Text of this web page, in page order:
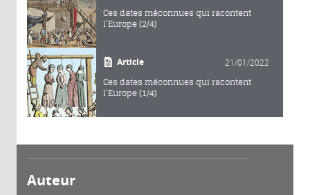
Ces dates méconnues qui racontent
l’Europe (2/4)
Article 21/01/2022
Ces dates méconnues qui racontent
l’Europe (1/4)
Auteur